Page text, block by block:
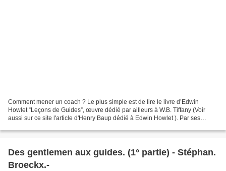
Comment mener un coach ? Le plus simple est de lire le livre d’Edwin
Howlet “Leçons de Guides”, œuvre dédié par ailleurs à W.B. Tiffany (Voir
aussi sur ce site l'article d'Henry Baup dédié à Edwin Howlet ). Par ses
Des gentlemen aux guides. (1° partie) - Stéphan.
Broeckx.-